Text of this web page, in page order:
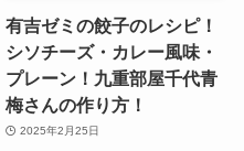
有吉ゼミの餃子のレシピ！
シソチーズ・カレー風味・
プレーン！九重部屋千代青
梅さんの作り方！
2025年2月25日